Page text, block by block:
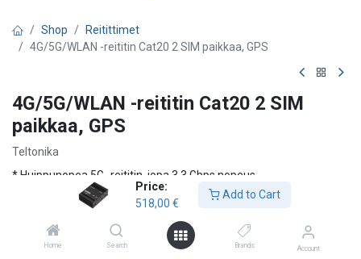
Price:
518,00 €
Add to Cart
Home Search Brands Account
Shop
Reitittimet
4G/5G/WLAN -reititin Cat20 2 SIM paikkaa, GPS
4G/5G/WLAN -reititin Cat20 2 SIM
paikkaa, GPS
Teltonika
* Huippunopea 5G -reititin, jopa 3.3 Gbps nopeus
* Tukee SA- ja NSA 5G verkkoja
* Pieni viive (ping) 5G tekniikan ansiosta
* Kaksi SIM -korttipaikkaa. Toista SIM -korttia voidaan käyttää
yhteyden varmistamiseen.